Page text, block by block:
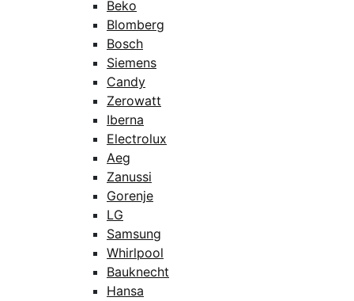
Beko
Blomberg
Bosch
Siemens
Candy
Zerowatt
Iberna
Electrolux
Aeg
Zanussi
Gorenje
LG
Samsung
Whirlpool
Bauknecht
Hansa